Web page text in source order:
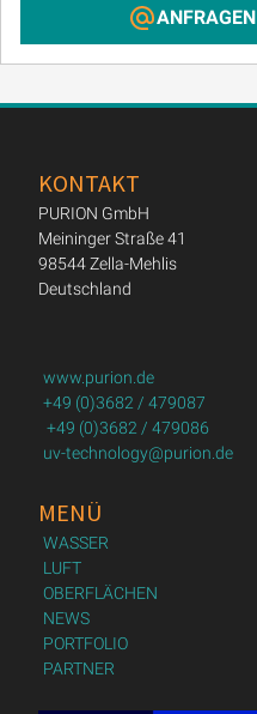
ANFRAGEN
KONTAKT
PURION GmbH
Meininger Straße 41
98544 Zella-Mehlis
Deutschland
www.purion.de
+49 (0)3682 / 479087
+49 (0)3682 / 479086
uv-technology@purion.de
MENÜ
WASSER
LUFT
OBERFLÄCHEN
NEWS
PORTFOLIO
PARTNER